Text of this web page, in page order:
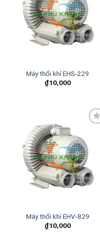
Add to
wishlist
Máy thổi khí EHS-229
₫10,000
Add to
wishlist
Máy thổi khí EHV-829
₫10,000